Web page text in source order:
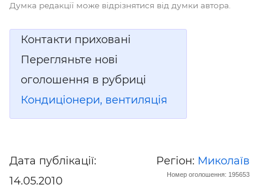
Думка редакції може відрізнятися від думки автора.
Контакти приховані
Перегляньте нові
оголошення в рубриці
Кондиціонери, вентиляція
Дата публікації:
14.05.2010
Регіон: Миколаїв
Номер оголошення: 195653